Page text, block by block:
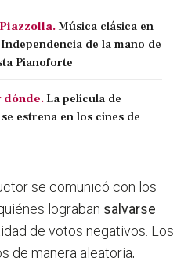
Música clásica en
de la mano de
Pianoforte
dónde. La película de
estrena en los cines de
se comunicó con los
lograban salvarse
de votos negativos. Los
de manera aleatoria,